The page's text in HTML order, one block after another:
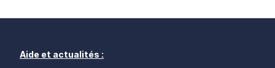
Aide et actualités :